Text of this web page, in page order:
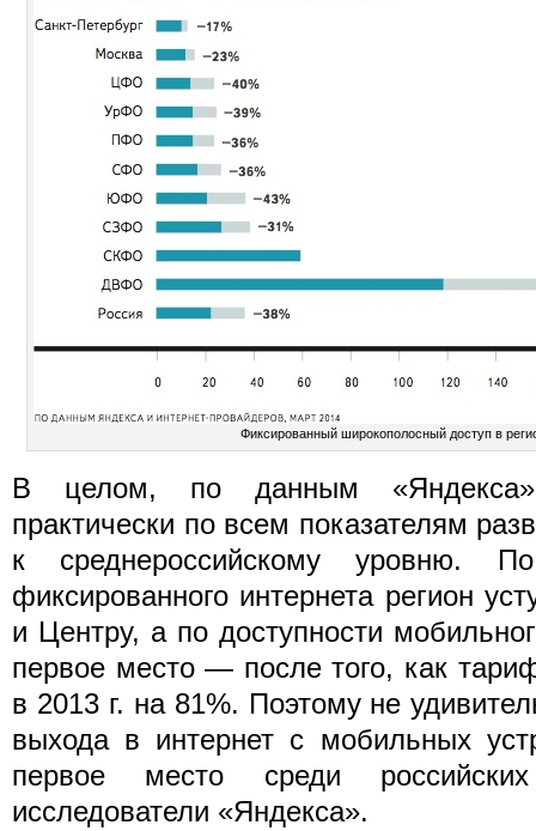
Фиксированный широкополосный доступ в
В целом, по данным
практически по всем показателям
к среднероссийскому уровню.
фиксированного интернета регион
и Центру, а по доступности
первое место — после того, как
в 2013 г. на 81%. Поэтому не
выхода в интернет с мобильных
первое место среди
исследователи «Яндекса».